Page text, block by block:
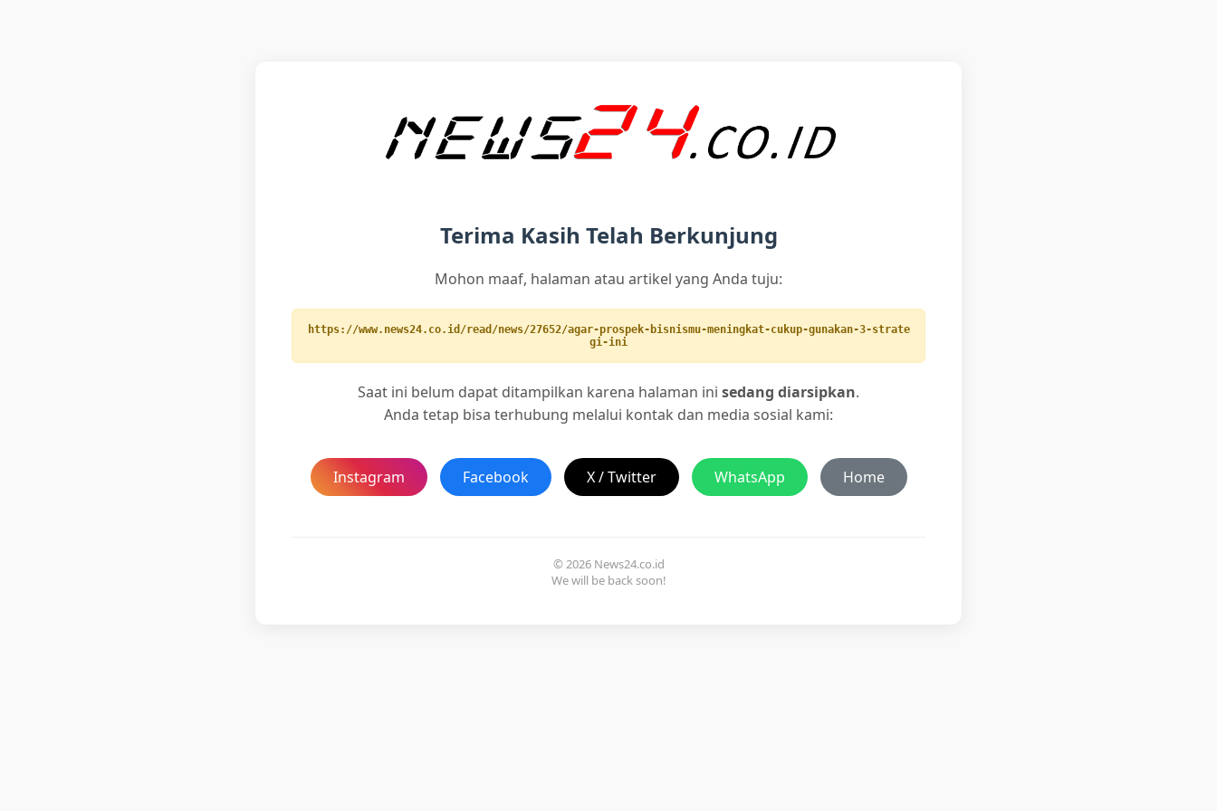
Terima Kasih Telah Berkunjung
Mohon maaf, halaman atau artikel yang Anda tuju:
https://www.news24.co.id/read/news/27652/agar-prospek-bisnismu-meningkat-cukup-gunakan-3-strate
gi-ini
Saat ini belum dapat ditampilkan karena halaman ini sedang diarsipkan.
Anda tetap bisa terhubung melalui kontak dan media sosial kami:
Instagram Facebook X / Twitter WhatsApp Home
© 2026 News24.co.id
We will be back soon!